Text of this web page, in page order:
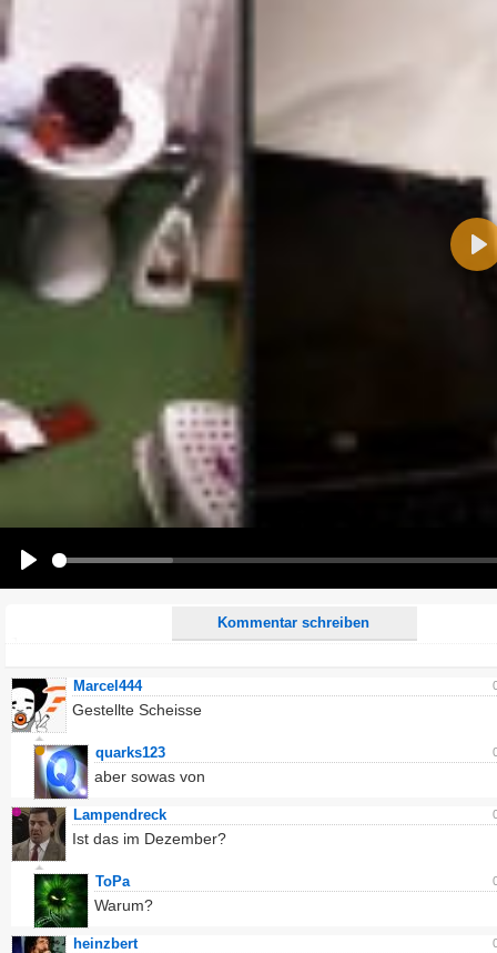
Kommentar schreiben
Alle HTML-Tags außer <br>, <strike> und <i> werden aus Deinem Kommentar entfernt.
URLs werden automatisch umgewandelt. Bitte verwende "www." oder "http://" in URLs
Ich möchte eine E-Mail, wenn auf dieser Seite weitere Kommentare erscheinen.
Marcel444
Gestellte Scheisse
quarks123
aber sowas von
Lampendreck
Ist das im Dezember?
ToPa
Warum?
heinzbert